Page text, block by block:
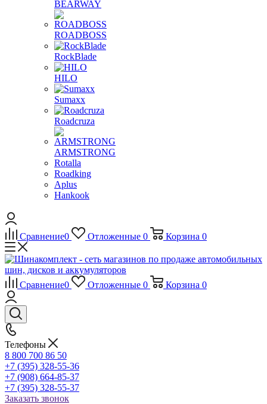
BEARWAY
ROADBOSS
RockBlade
HILO
Sumaxx
Roadcruza
ARMSTRONG
Rotalla
Roadking
Aplus
Hankook
Сравнение0 Отложенные 0 Корзина 0
Сравнение0 Отложенные 0 Корзина 0
Телефоны
8 800 700 86 50
+7 (395) 328-55-36
+7 (908) 664-85-37
+7 (395) 328-55-37
Заказать звонок